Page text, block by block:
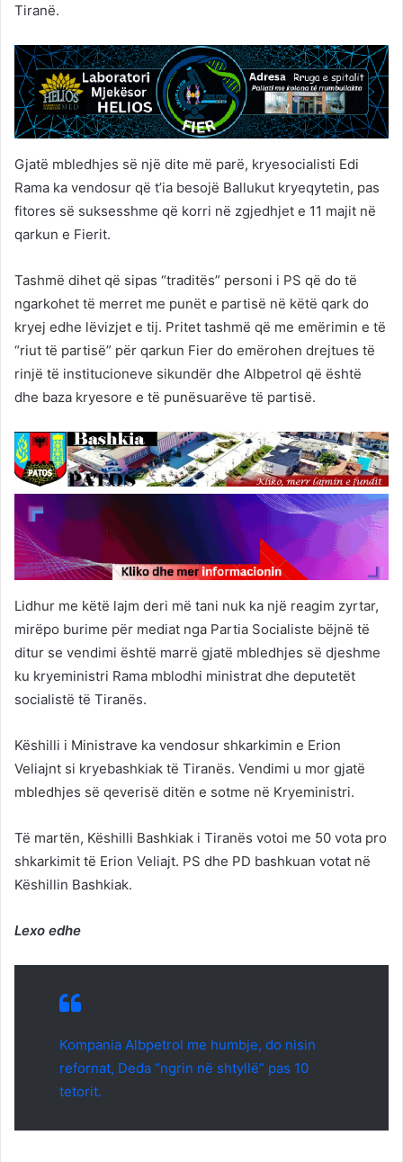
Tiranë.
Gjatë mbledhjes së një dite më parë, kryesocialisti Edi
Rama ka vendosur që t’ia besojë Ballukut kryeqytetin, pas
fitores së suksesshme që korri në zgjedhjet e 11 majit në
qarkun e Fierit.
Tashmë dihet që sipas “traditës” personi i PS që do të
ngarkohet të merret me punët e partisë në këtë qark do
kryej edhe lëvizjet e tij. Pritet tashmë që me emërimin e të
“riut të partisë” për qarkun Fier do emërohen drejtues të
rinjë të institucioneve sikundër dhe Albpetrol që është
dhe baza kryesore e të punësuarëve të partisë.
Lidhur me këtë lajm deri më tani nuk ka një reagim zyrtar,
mirëpo burime për mediat nga Partia Socialiste bëjnë të
ditur se vendimi është marrë gjatë mbledhjes së djeshme
ku kryeministri Rama mblodhi ministrat dhe deputetët
socialistë të Tiranës.
Këshilli i Ministrave ka vendosur shkarkimin e Erion
Veliajnt si kryebashkiak të Tiranës. Vendimi u mor gjatë
mbledhjes së qeverisë ditën e sotme në Kryeministri.
Të martën, Këshilli Bashkiak i Tiranës votoi me 50 vota pro
shkarkimit të Erion Veliajt. PS dhe PD bashkuan votat në
Këshillin Bashkiak.
Lexo edhe
Kompania Albpetrol me humbje, do nisin
refornat, Deda “ngrin në shtyllë” pas 10
tetorit.